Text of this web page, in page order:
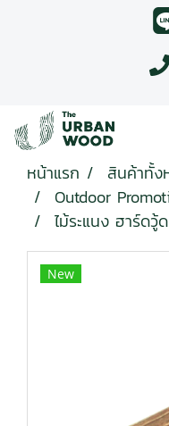
หน้าแรก สินค้าทั้ง
Outdoor
ไม้ระแนง ฮาร์ด
New